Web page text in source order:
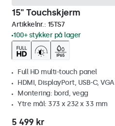
15" Touchskjerm
Artikkelnr.: 15TS7
100+ stykker på lager
Full HD multi-touch panel
HDMI, DisplayPort, USB-C, VGA
Montering: bord, vegg
Ytre mål: 373 x 232 x 33 mm
5 499 kr